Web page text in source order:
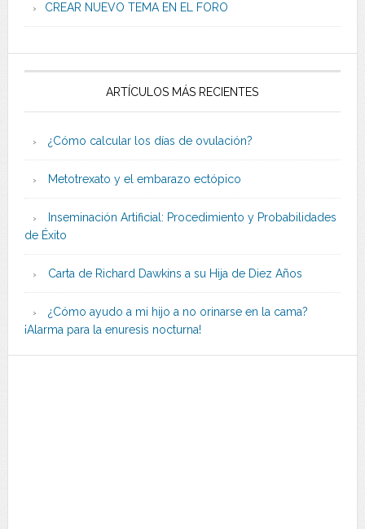
CREAR NUEVO TEMA EN EL FORO
ARTÍCULOS MÁS RECIENTES
¿Cómo calcular los días de ovulación?
Metotrexato y el embarazo ectópico
Inseminación Artificial: Procedimiento y Probabilidades
de Éxito
Carta de Richard Dawkins a su Hija de Diez Años
¿Cómo ayudo a mi hijo a no orinarse en la cama?
¡Alarma para la enuresis nocturna!